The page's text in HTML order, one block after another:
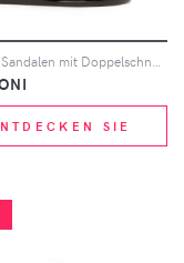
SIE